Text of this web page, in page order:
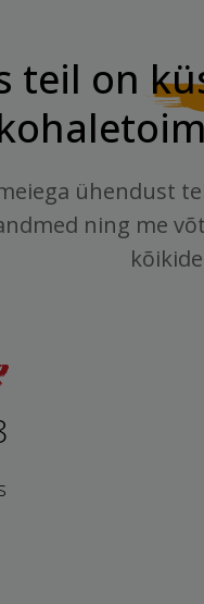
teil on
ühendust
ning me